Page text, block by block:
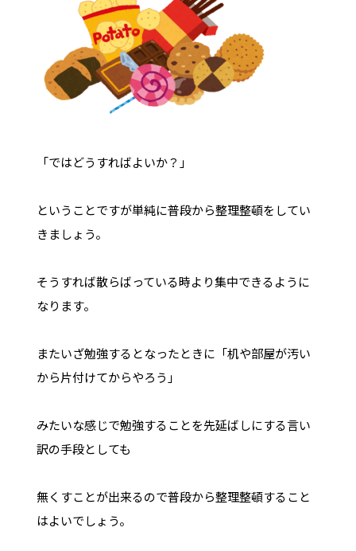
「ではどうすればよいか？」
ということですが単純に普段から整理整頓をしてい
きましょう。
そうすれば散らばっている時より集中できるように
なります。
またいざ勉強するとなったときに「机や部屋が汚い
から片付けてからやろう」
みたいな感じで勉強することを先延ばしにする言い
訳の手段としても
無くすことが出来るので普段から整理整頓すること
はよいでしょう。